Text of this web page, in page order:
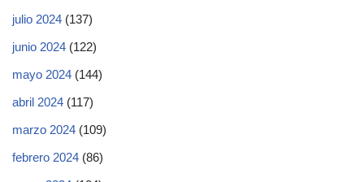
julio 2024 (137)
junio 2024 (122)
mayo 2024 (144)
abril 2024 (117)
marzo 2024 (109)
febrero 2024 (86)